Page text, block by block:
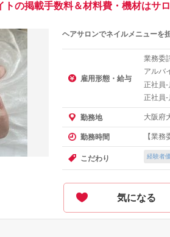
トの掲載手数料＆材料費・機材はサ
ヘアサロンでネイルメニューを
雇用形態・給与
業務委
アルバ
正社員-
正社員-
勤務地 大阪府
勤務時間 【業
こだわり 経験者
気になる